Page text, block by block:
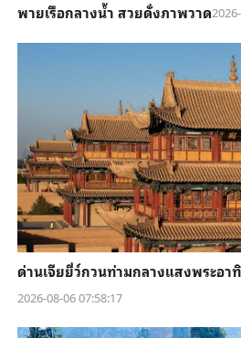
พายเรือกลางน้ำ สวยดั่งภาพวาด
ด่านเจียยี่ว์กวนท่ามกลางแสงพระอ
2026-08-06 07:58:17